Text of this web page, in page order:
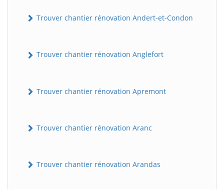
Trouver chantier rénovation Andert-et-Condon
Trouver chantier rénovation Anglefort
Trouver chantier rénovation Apremont
Trouver chantier rénovation Aranc
Trouver chantier rénovation Arandas